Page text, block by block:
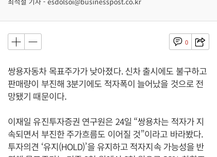
0
쌍용자동차 목표주가가 낮아졌다. 신차 출시에도 불구하고
판매량이 부진해 3분기에도 적자폭이 늘어났을 것으로 전
망됐기 때문이다.
이재일 유진투자증권 연구원은 24일 “쌍용차는 적자가 지
속되면서 부진한 주가흐름도 이어질 것”이라고 바라봤다.
투자의견 ‘유지(HOLD)’을 유지하고 적자지속 가능성을 반